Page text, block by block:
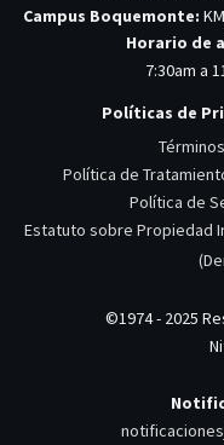
Campus Boquemonte:
Horario de
7:30am a
Políticas de
Política de
Política de
Estatuto sobre Propiedad
©1974 - 2025